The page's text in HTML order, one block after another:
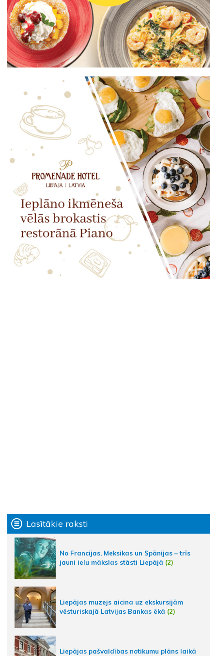
Lasītākie raksti
No Francijas, Meksikas un Spānijas – trīs
jauni ielu mākslas stāsti Liepājā (2)
Liepājas muzejs aicina uz ekskursijām
vēsturiskajā Latvijas Bankas ēkā (2)
Liepājas pašvaldības notikumu plāns laikā